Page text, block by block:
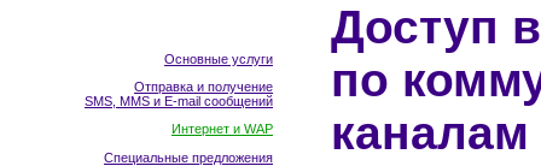
Основные услуги
Отправка и получение
SMS, MMS и E-mail сообщений
Интернет и WAP
Специальные предложения
Доступ
по
каналам